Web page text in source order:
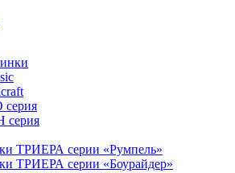
серия
серия
ТРИЕРА серии «Румпель»
ТРИЕРА серии «Боурайдер»